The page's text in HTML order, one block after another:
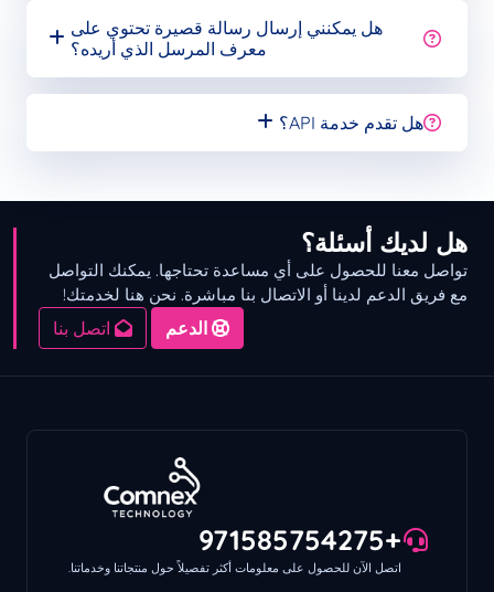
هل يمكنني إرسال رسالة قصيرة تحتوي على
معرف المرسل الذي أريده؟
هل تقدم خدمة API؟
هل لديك أسئلة؟
تواصل معنا للحصول على أي مساعدة تحتاجها. يمكنك التواصل
مع فريق الدعم لدينا أو الاتصال بنا مباشرة. نحن هنا لخدمتك!
الدعم اتصل بنا
+971585754275
اتصل الآن للحصول على معلومات أكثر تفصيلاً حول منتجاتنا وخدماتنا.